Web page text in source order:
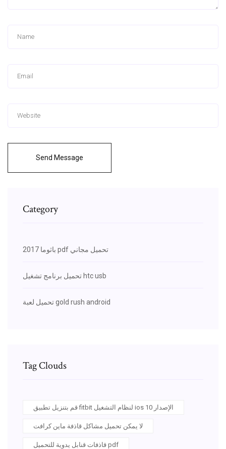
Send Message
Category
باثوما 2017 pdf تحميل مجاني
تحميل برنامج تشغيل htc usb
تحميل لعبة gold rush android
Tag Clouds
قم بتنزيل تطبيق fitbit لنظام التشغيل ios الإصدار 10
لا يمكن تحميل مشاكل قاذفة ماين كرافت
قاذفات قنابل يدوية للتحميل pdf